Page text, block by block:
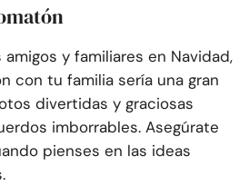
y familiares en Navidad,
con tu familia sería una gran
divertidas y graciosas
imborrables. Asegúrate
pienses en las ideas